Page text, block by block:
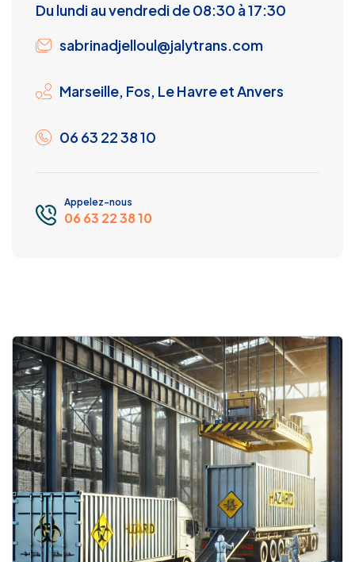
Du lundi au vendredi de 08:30 à 17:30
sabrinadjelloul@jalytrans.com
Marseille, Fos, Le Havre et Anvers
06 63 22 38 10
Appelez-nous
06 63 22 38 10